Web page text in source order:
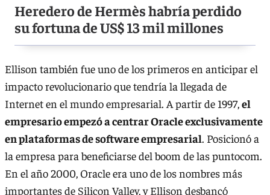
Heredero de Hermès habría perdido
su fortuna de US$ 13 mil millones
Ellison también fue uno de los primeros en anticipar el
impacto revolucionario que tendría la llegada de
Internet en el mundo empresarial. A partir de 1997,el
empresario empezó a centrar Oracle exclusivamente
en plataformas de software empresarial. Posicionó a
la empresa para beneficiarse del boom de las puntocom.
En el año 2000, Oracle era uno de los nombres más
importantes de Silicon Valley, y Ellison desbancó